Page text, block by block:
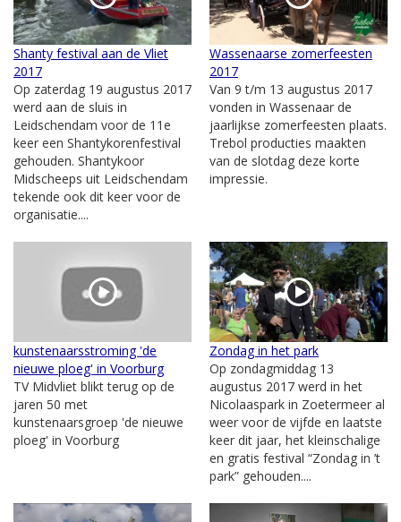
Shanty festival aan de Vliet
2017
Op zaterdag 19 augustus 2017
werd aan de sluis in
Leidschendam voor de 11e
keer een Shantykorenfestival
gehouden. Shantykoor
Midscheeps uit Leidschendam
tekende ook dit keer voor de
organisatie....
Wassenaarse zomerfeesten
2017
Van 9 t/m 13 augustus 2017
vonden in Wassenaar de
jaarlijkse zomerfeesten plaats.
Trebol producties maakten
van de slotdag deze korte
impressie.
kunstenaarsstroming 'de
nieuwe ploeg' in Voorburg
TV Midvliet blikt terug op de
jaren 50 met
kunstenaarsgroep 'de nieuwe
ploeg' in Voorburg
Zondag in het park
Op zondagmiddag 13
augustus 2017 werd in het
Nicolaaspark in Zoetermeer al
weer voor de vijfde en laatste
keer dit jaar, het kleinschalige
en gratis festival “Zondag in ’t
park” gehouden....